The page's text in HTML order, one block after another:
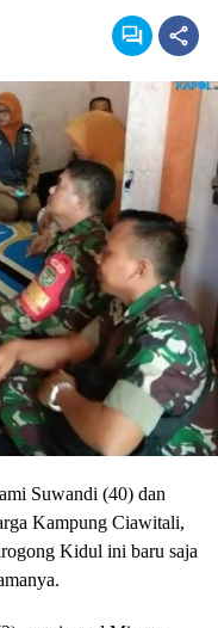
Suwandi (40) dan
Kampung Ciawitali,
Kidul ini baru saja